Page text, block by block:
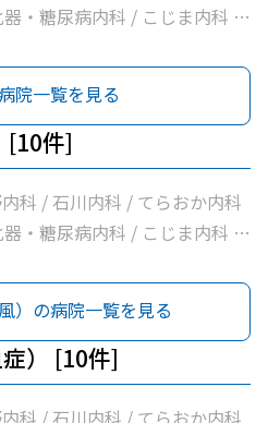
・糖尿病内科 / こじま内科 /
院一覧を見る
[10件]
科 / 石川内科 / てらおか内科
・糖尿病内科 / こじま内科 /
）の病院一覧を見る
） [10件]
科 / 石川内科 / てらおか内科